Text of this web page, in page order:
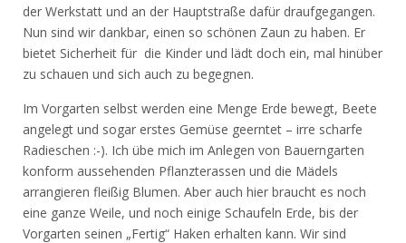
der Werkstatt und an der Hauptstraße dafür draufgegangen.
Nun sind wir dankbar, einen so schönen Zaun zu haben. Er
bietet Sicherheit für die Kinder und lädt doch ein, mal hinüber
zu schauen und sich auch zu begegnen.
Im Vorgarten selbst werden eine Menge Erde bewegt, Beete
angelegt und sogar erstes Gemüse geerntet – irre scharfe
Radieschen :-). Ich übe mich im Anlegen von Bauerngarten
konform aussehenden Pflanzterassen und die Mädels
arrangieren fleißig Blumen. Aber auch hier braucht es noch
eine ganze Weile, und noch einige Schaufeln Erde, bis der
Vorgarten seinen „Fertig“ Haken erhalten kann. Wir sind